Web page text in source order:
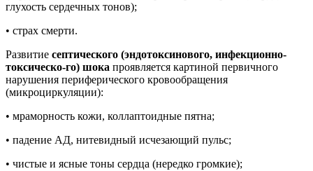
глухость сердечных тонов);
• страх смерти.
Развитие септического (эндотоксинового, инфекционно-
токсическо-го) шока проявляется картиной первичного
нарушения периферического кровообращения
(микроциркуляции):
• мраморность кожи, коллаптоидные пятна;
• падение АД, нитевидный исчезающий пульс;
• чистые и ясные тоны сердца (нередко громкие);